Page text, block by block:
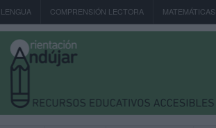
LENGUA COMPRENSIÓN LECTORA MATEMÁTICAS